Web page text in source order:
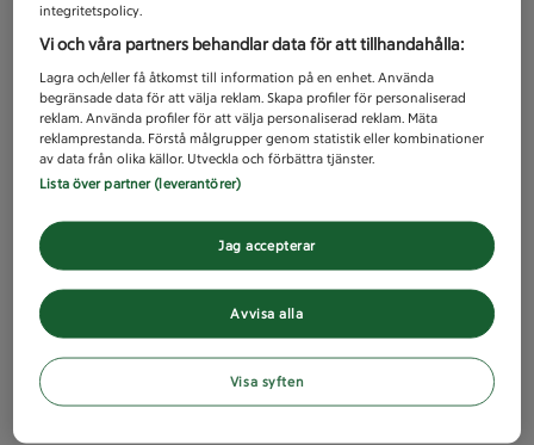
integritetspolicy.
Vi och våra partners behandlar data för att tillhandahålla:
Lagra och/eller få åtkomst till information på en enhet. Använda
begränsade data för att välja reklam. Skapa profiler för personaliserad
reklam. Använda profiler för att välja personaliserad reklam. Mäta
reklamprestanda. Förstå målgrupper genom statistik eller kombinationer
av data från olika källor. Utveckla och förbättra tjänster.
Lista över partner (leverantörer)
Avvisa alla
Jag accepterar
Visa syften